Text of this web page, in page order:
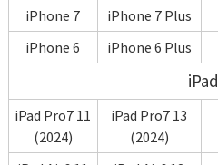
iPhone 7
iPhone 7 Plus
iPhone 6
iPhone 6 Plus
iPad
iPad Pro7 11
(2024)
iPad Pro7 13
(2024)